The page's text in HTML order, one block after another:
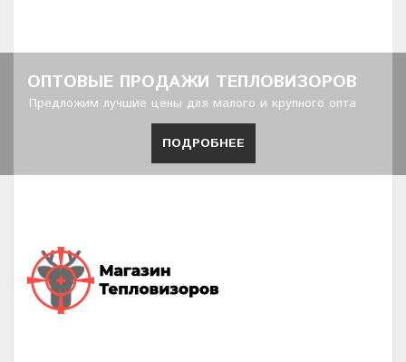
ОПТОВЫЕ ПРОДАЖИ ТЕПЛОВИЗОРОВ
Предложим лучшие цены для малого и крупного опта
ПОДРОБНЕЕ